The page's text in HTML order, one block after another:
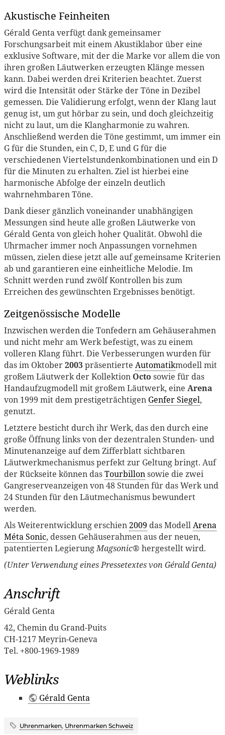
Akustische Feinheiten
Gérald Genta verfügt dank gemeinsamer
Forschungsarbeit mit einem Akustiklabor über eine
exklusive Software, mit der die Marke vor allem die von
ihren großen Läutwerken erzeugten Klänge messen
kann. Dabei werden drei Kriterien beachtet. Zuerst
wird die Intensität oder Stärke der Töne in Dezibel
gemessen. Die Validierung erfolgt, wenn der Klang laut
genug ist, um gut hörbar zu sein, und doch gleichzeitig
nicht zu laut, um die Klangharmonie zu wahren.
Anschließend werden die Töne gestimmt, um immer ein
G für die Stunden, ein C, D, E und G für die
verschiedenen Viertelstundenkombinationen und ein D
für die Minuten zu erhalten. Ziel ist hierbei eine
harmonische Abfolge der einzeln deutlich
wahrnehmbaren Töne.
Dank dieser gänzlich voneinander unabhängigen
Messungen sind heute alle großen Läutwerke von
Gérald Genta von gleich hoher Qualität. Obwohl die
Uhrmacher immer noch Anpassungen vornehmen
müssen, zielen diese jetzt alle auf gemeinsame Kriterien
ab und garantieren eine einheitliche Melodie. Im
Schnitt werden rund zwölf Kontrollen bis zum
Erreichen des gewünschten Ergebnisses benötigt.
Zeitgenössische Modelle
Inzwischen werden die Tonfedern am Gehäuserahmen
und nicht mehr am Werk befestigt, was zu einem
volleren Klang führt. Die Verbesserungen wurden für
das im Oktober2003präsentierte Automatikmodell mit
großem Läutwerk der Kollektion Octo sowie für das
Handaufzugmodell mit großem Läutwerk, eine Arena
von 1999 mit dem prestigeträchtigen Genfer Siegel,
genutzt.
Letztere besticht durch ihr Werk, das den durch eine
große Öffnung links von der dezentralen Stunden- und
Minutenanzeige auf dem Zifferblatt sichtbaren
Läutwerkmechanismus perfekt zur Geltung bringt. Auf
der Rückseite können dasTourbillonsowie die zwei
Gangreserveanzeigen von 48 Stunden für das Werk und
24 Stunden für den Läutmechanismus bewundert
werden.
Als Weiterentwicklung erschien2009 das ModellArena
Méta Sonic, dessen Gehäuserahmen aus der neuen,
patentierten LegierungMagsonic® hergestellt wird.
(Unter Verwendung eines Pressetextes von Gérald Genta)
Anschrift
Gérald Genta
42, Chemin du Grand-Puits
CH-1217 Meyrin-Geneva
Tel. +800-1969-1989
Weblinks
Gérald Genta
Uhrenmarken, Uhrenmarken Schweiz